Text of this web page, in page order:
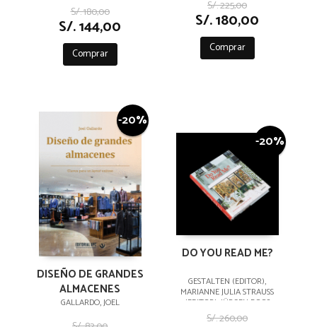
S/. 180,00
S/. 144,00
Comprar
S/. 225,00
S/. 180,00
Comprar
-20%
DISEÑO DE GRANDES
ALMACENES
GALLARDO, JOEL
-20%
DO YOU READ ME?
GESTALTEN (EDITOR),
MARIANNE JULIA STRAUSS
(EDITOR), JÜRGEN BOOS
(PREFACE)
S/. 260,00